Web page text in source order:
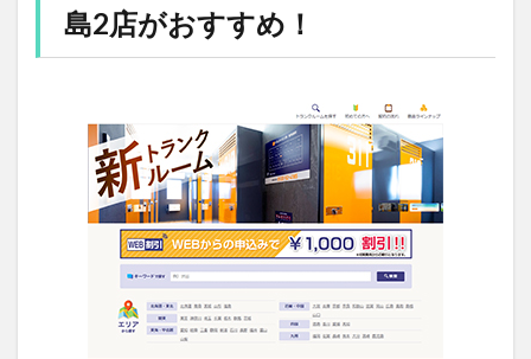
島2店がおすすめ！